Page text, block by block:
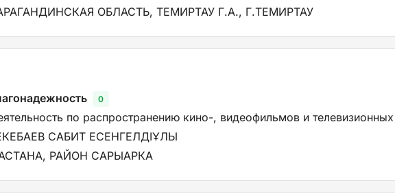
ОБЛАСТЬ, ТЕМИРТАУ Г.А., Г.ТЕМИРТАУ
0
по распространению кино-, видеофильмов и
САБИТ ЕСЕНГЕЛДІҰЛЫ
РАЙОН САРЫАРКА